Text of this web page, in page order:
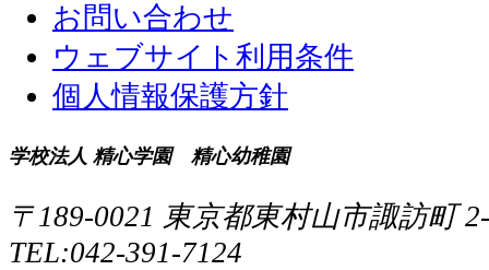
お問い合わせ
ウェブサイト利用条件
個人情報保護方針
学校法人 精心学園 精心幼稚園
〒189-0021 東京都東村山市諏訪町
TEL:042-391-7124